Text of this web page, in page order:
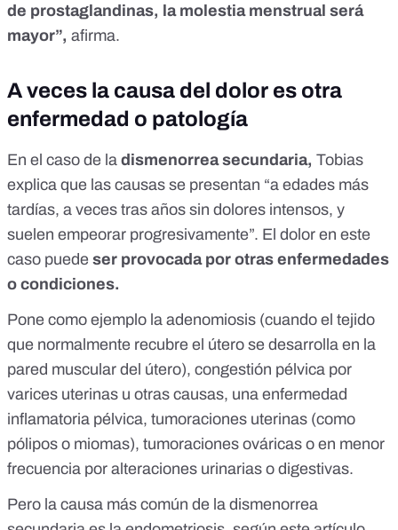
de prostaglandinas, la molestia menstrual será
mayor”, afirma.
A veces la causa del dolor es otra
enfermedad o patología
En el caso de la dismenorrea secundaria, Tobias
explica que las causas se presentan “a edades más
tardías, a veces tras años sin dolores intensos, y
suelen empeorar progresivamente”. El dolor en este
caso puede ser provocada por otras enfermedades
o condiciones.
Pone como ejemplo la adenomiosis (cuando el tejido
que normalmente recubre el útero se desarrolla en la
pared muscular del útero), congestión pélvica por
varices uterinas u otras causas, una enfermedad
inflamatoria pélvica, tumoraciones uterinas (como
pólipos o miomas), tumoraciones ováricas o en menor
frecuencia por alteraciones urinarias o digestivas.
Pero la causa más común de la dismenorrea